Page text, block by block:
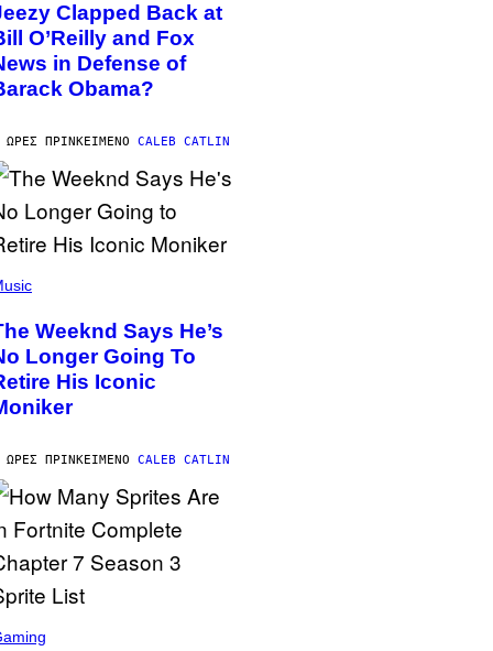
Clapped Back at
O’Reilly and Fox
in Defense of
Obama?
ΏΡΕΣ ΠΡΙΝΚΕΊΜΕΝΟ CALEB CATLIN
Weeknd Says He’s
Longer Going To
His Iconic
ΏΡΕΣ ΠΡΙΝΚΕΊΜΕΝΟ CALEB CATLIN